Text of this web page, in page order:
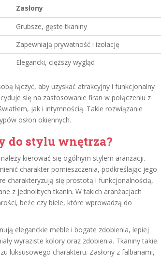
Zasłony
Grubsze, gęste tkaniny
Zapewniają prywatność i izolację
Elegancki, cięższy wygląd
łączyć, aby uzyskać atrakcyjny i funkcjonalny
się na zastosowanie firan w połączeniu z
jak i intymnością. Takie rozwiązanie
osłon okiennych.
do stylu wnętrza?
kierować się ogólnym stylem aranżacji.
charakter pomieszczenia, podkreślając jego
charakteryzują się prostotą i funkcjonalnością,
z jednolitych tkanin. W takich aranżacjach
beże czy biele, które wprowadzą do
eleganckie meble i bogate zdobienia, lepiej
wyraziste kolory oraz zdobienia. Tkaniny takie
luksusowego charakteru. Zasłony z falbanami,